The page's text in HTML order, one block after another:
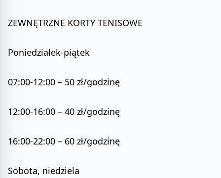
ZEWNĘTRZNE KORTY TENISOWE
Poniedziałek-piątek
07:00-12:00 – 50 zł/godzinę
12:00-16:00 – 40 zł/godzinę
16:00-22:00 – 60 zł/godzinę
Sobota, niedziela